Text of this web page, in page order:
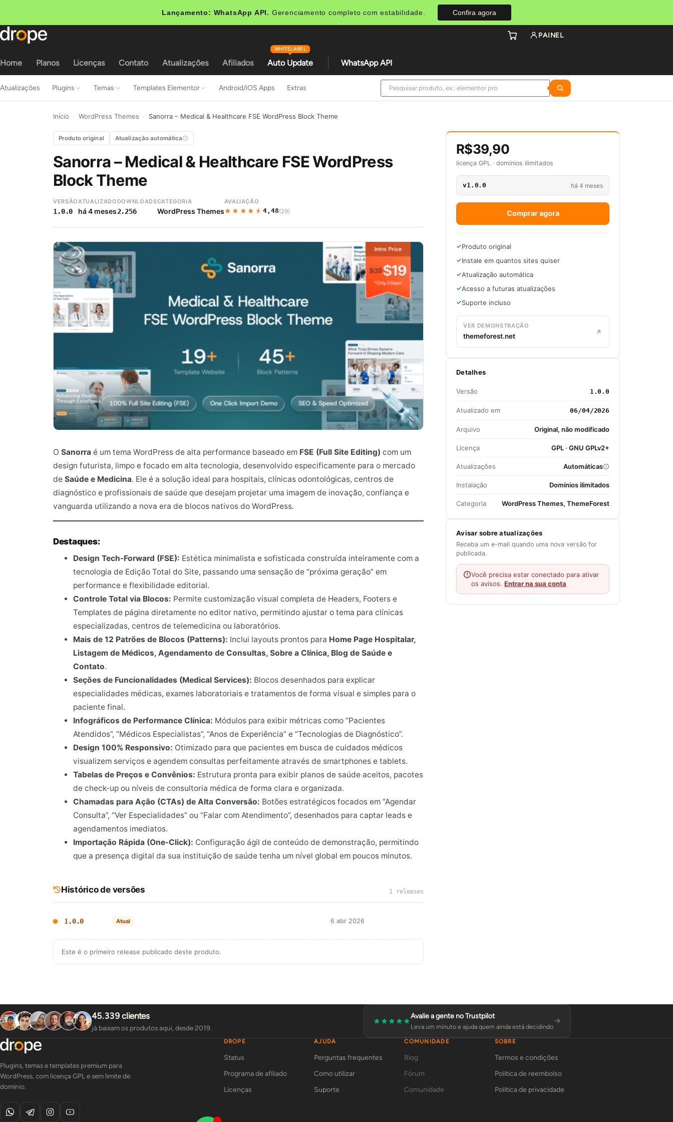
Lançamento: WhatsApp API. Gerenciamento completo com estabilidade. Confira agora
Home Planos Licenças Contato Atualizações Afiliados Auto Update
WHITELABEL
WhatsApp API
PAINEL
Atualizações Plugins Temas Templates Elementor Android/iOS Apps Extras
Início WordPress Themes Sanorra – Medical & Healthcare FSE WordPress Block Theme
Produto original Atualização automática
Sanorra – Medical & Healthcare FSE WordPress
Block Theme
VERSÃO
1.0.0
ATUALIZADO
há 4 meses
DOWNLOADS
2.256
CATEGORIA
WordPress Themes
AVALIAÇÃO
★★★★★
★★★★★4,48(29)
O Sanorra é um tema WordPress de alta performance baseado em FSE (Full Site Editing) com um
design futurista, limpo e focado em alta tecnologia, desenvolvido especificamente para o mercado
de Saúde e Medicina. Ele é a solução ideal para hospitais, clínicas odontológicas, centros de
diagnóstico e profissionais de saúde que desejam projetar uma imagem de inovação, confiança e
vanguarda utilizando a nova era de blocos nativos do WordPress.
Destaques:
Design Tech-Forward (FSE): Estética minimalista e sofisticada construída inteiramente com a
tecnologia de Edição Total do Site, passando uma sensação de “próxima geração” em
performance e flexibilidade editorial.
Controle Total via Blocos: Permite customização visual completa de Headers, Footers e
Templates de página diretamente no editor nativo, permitindo ajustar o tema para clínicas
especializadas, centros de telemedicina ou laboratórios.
Mais de 12 Patrões de Blocos (Patterns): Inclui layouts prontos para Home Page Hospitalar,
Listagem de Médicos, Agendamento de Consultas, Sobre a Clínica, Blog de Saúde e
Contato.
Seções de Funcionalidades (Medical Services): Blocos desenhados para explicar
especialidades médicas, exames laboratoriais e tratamentos de forma visual e simples para o
paciente final.
Infográficos de Performance Clínica: Módulos para exibir métricas como “Pacientes
Atendidos”, “Médicos Especialistas”, “Anos de Experiência” e “Tecnologias de Diagnóstico”.
Design 100% Responsivo: Otimizado para que pacientes em busca de cuidados médicos
visualizem serviços e agendem consultas perfeitamente através de smartphones e tablets.
Tabelas de Preços e Convênios: Estrutura pronta para exibir planos de saúde aceitos, pacotes
de check-up ou níveis de consultoria médica de forma clara e organizada.
Chamadas para Ação (CTAs) de Alta Conversão: Botões estratégicos focados em “Agendar
Consulta”, “Ver Especialidades” ou “Falar com Atendimento”, desenhados para captar leads e
agendamentos imediatos.
Importação Rápida (One-Click): Configuração ágil de conteúdo de demonstração, permitindo
que a presença digital da sua instituição de saúde tenha um nível global em poucos minutos.
Histórico de versões 1 releases
1.0.0 Atual 6 abr 2026
Este é o primeiro release publicado deste produto.
R$39,90
licença GPL · domínios ilimitados
v1.0.0 há 4 meses
Comprar agora
Produto original
Instale em quantos sites quiser
Atualização automática
Acesso a futuras atualizações
Suporte incluso
VER DEMONSTRAÇÃO
themeforest.net
Detalhes
Versão 1.0.0
Atualizado em 06/04/2026
Arquivo Original, não modificado
Licença GPL · GNU GPLv2+
Atualizações Automáticas
Instalação Domínios ilimitados
Categoria WordPress Themes, ThemeForest
Avisar sobre atualizações
Receba um e-mail quando uma nova versão for
publicada.
Você precisa estar conectado para ativar
os avisos. Entrar na sua conta
45.339 clientes
já baixam os produtos aqui, desde 2019.
Avalie a gente no Trustpilot
Leva um minuto e ajuda quem ainda está decidindo
Plugins, temas e templates premium para
WordPress, com licença GPL e sem limite de
domínio.
DROPE
Status
Programa de afiliado
Licenças
AJUDA
Perguntas frequentes
Como utilizar
Suporte
COMUNIDADE
Blog
Fórum
Comunidade
SOBRE
Termos e condições
Política de reembolso
Política de privacidade